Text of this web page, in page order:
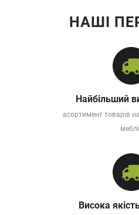
НАШІ
Найбільший
асортимент товарів
Висока